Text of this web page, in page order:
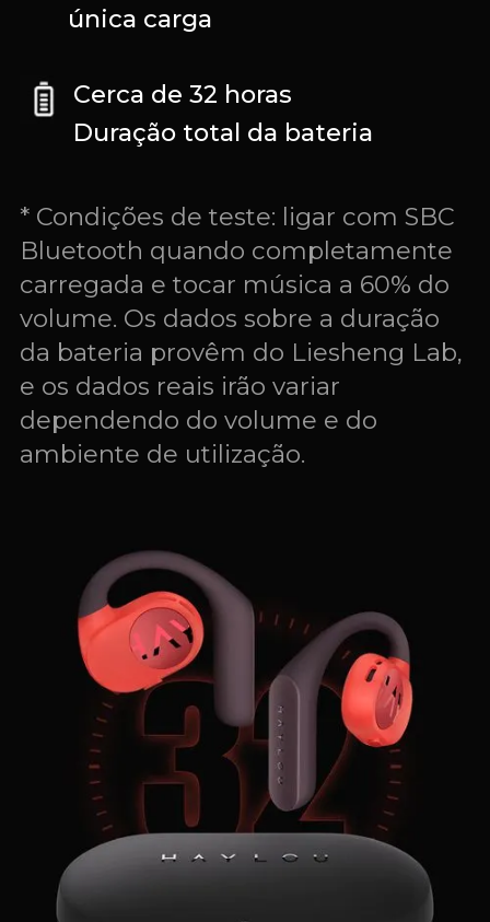
única carga
Cerca de 32 horas
Duração total da bateria
* Condições de teste: ligar com SBC
Bluetooth quando completamente
carregada e tocar música a 60% do
volume. Os dados sobre a duração
da bateria provêm do Liesheng Lab,
e os dados reais irão variar
dependendo do volume e do
ambiente de utilização.